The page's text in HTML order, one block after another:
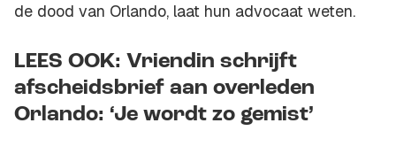
de dood van Orlando, laat hun advocaat weten.
LEES OOK: Vriendin schrijft
afscheidsbrief aan overleden
Orlando: ‘Je wordt zo gemist’